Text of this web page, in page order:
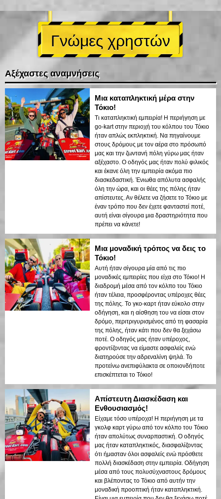
Γνώμες χρηστών
Αξέχαστες αναμνήσεις
Μια καταπληκτική μέρα στην
Τόκιο!
Τι καταπληκτική εμπειρία! Η περιήγηση με
go-kart στην περιοχή του κόλπου του Τόκιο
ήταν απλώς εκπληκτική. Να πηγαίνουμε
στους δρόμους με τον αέρα στο πρόσωπό
μας και την ζωντανή πόλη γύρω μας ήταν
αξέχαστο. Ο οδηγός μας ήταν πολύ φιλικός
και έκανε όλη την εμπειρία ακόμα πιο
διασκεδαστική. Ένιωθα απόλυτα ασφαλής
όλη την ώρα, και οι θέες της πόλης ήταν
απίστευτες. Αν θέλετε να ζήσετε το Τόκιο με
έναν τρόπο που δεν έχετε φανταστεί ποτέ,
αυτή είναι σίγουρα μια δραστηριότητα που
πρέπει να κάνετε!
Μια μοναδική τρόπος να δεις το
Τόκιο!
Αυτή ήταν σίγουρα μία από τις πιο
μοναδικές εμπειρίες που είχα στο Τόκιο! Η
διαδρομή μέσα από τον κόλπο του Τόκιο
ήταν τέλεια, προσφέροντας υπέροχες θέες
της πόλης. Το γκο-καρτ ήταν εύκολο στην
οδήγηση, και η αίσθηση του να είσαι στον
δρόμο, περιτριγυρισμένος από τη φασαρία
της πόλης, ήταν κάτι που δεν θα ξεχάσω
ποτέ. Ο οδηγός μας ήταν υπέροχος,
φροντίζοντας να είμαστε ασφαλείς ενώ
διατηρούσε την αδρεναλίνη ψηλά. Το
προτείνω ανεπιφύλακτα σε οποιονδήποτε
επισκέπτεται το Τόκιο!
Απίστευτη Διασκέδαση και
Ενθουσιασμός!
Είχαμε τόσο υπέροχα! Η περιήγηση με τα
γκολφ καρτ γύρω από τον κόλπο του Τόκιο
ήταν απολύτως συναρπαστική. Ο οδηγός
μας ήταν καταπληκτικός, διασφαλίζοντας
ότι ήμασταν όλοι ασφαλείς ενώ πρόσθετε
πολλή διασκέδαση στην εμπειρία. Οδήγηση
μέσα από τους πολυσύχναστους δρόμους
και βλέποντας το Τόκιο από αυτήν την
μοναδική προοπτική ήταν καταπληκτική.